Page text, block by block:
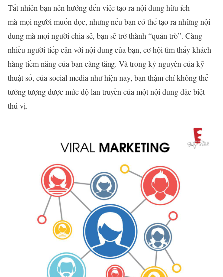
Tất nhiên bạn nên hướng đến việc tạo ra nội dung hữu ích
mà mọi người muốn đọc, nhưng nếu bạn có thể tạo ra những nội
dung mà mọi người chia sẻ, bạn sẽ trở thành “quản trò”. Càng
nhiều người tiếp cận với nội dung của bạn, cơ hội tìm thấy khách
hàng tiềm năng của bạn càng tăng. Và trong kỷ nguyên của kỹ
thuật số, của social media như hiện nay, bạn thậm chí không thể
tưởng tượng được mức độ lan truyền của một nội dung đặc biệt
thú vị.